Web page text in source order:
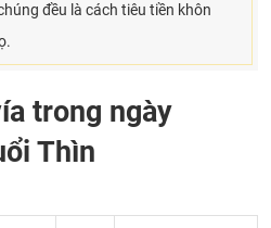
đều là cách tiêu tiền khôn
trong ngày
Thìn